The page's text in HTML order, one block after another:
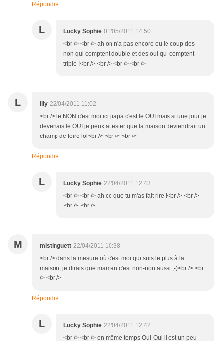
Répondre
L Lucky Sophie 01/05/2011 14:50
<br /> <br /> ah on n'a pas encore eu le coup des
non qui comptent double et des oui qui comptent
triple !<br /> <br /> <br /> <br />
L lily 22/04/2011 11:02
<br /> le NON c'est moi ici papa c'est le OUI mais si une jour je
devenais le OUI je peux attester que la maison deviendrait un
champ de foire lol<br /> <br /> <br />
Répondre
L Lucky Sophie 22/04/2011 12:43
<br /> <br /> ah ce que tu m'as fait rire !<br /> <br />
<br /> <br />
M mistinguett 22/04/2011 10:38
<br /> dans la mesure où c'est moi qui suis le plus à la
maison, je dirais que maman c'est non-non aussi ;-)<br /> <br
/> <br />
Répondre
L Lucky Sophie 22/04/2011 12:42
<br /> <br /> en même temps Oui-Oui il est un peu